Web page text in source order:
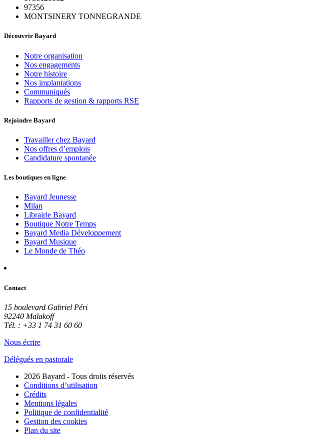
97356
MONTSINERY TONNEGRANDE
Découvrir Bayard
Notre organisation
Nos engagements
Notre histoire
Nos implantations
Communiqués
Rapports de gestion & rapports RSE
Rejoindre Bayard
Travailler chez Bayard
Nos offres d’emplois
Candidature spontanée
Les boutiques en ligne
Bayard Jeunesse
Milan
Librairie Bayard
Boutique Notre Temps
Bayard Media Développement
Bayard Musique
Le Monde de Théo
Contact
15 boulevard Gabriel Péri
92240 Malakoff
Tél. : +33 1 74 31 60 60
Nous écrire
Délégués en pastorale
2026 Bayard - Tous droits réservés
Conditions d’utilisation
Crédits
Mentions légales
Politique de confidentialité
Gestion des cookies
Plan du site